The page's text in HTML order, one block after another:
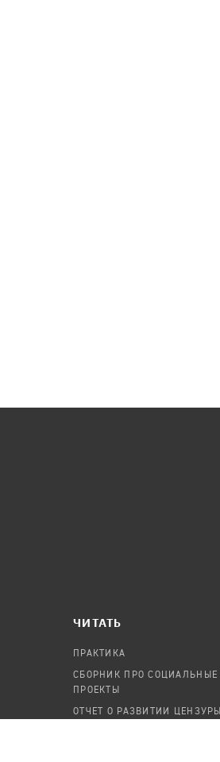
ЧИТАТЬ
ПРАКТИКА
СБОРНИК ПРО СОЦИАЛЬНЫЕ
ПРОЕКТЫ
ОТЧЕТ О РАЗВИТИИ ЦЕНЗУРЫ